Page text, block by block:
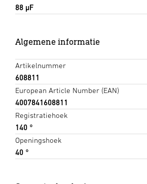
88 µF
Algemene informatie
Artikelnummer
608811
European Article Number (EAN)
4007841608811
Registratiehoek
140 °
Openingshoek
40 °